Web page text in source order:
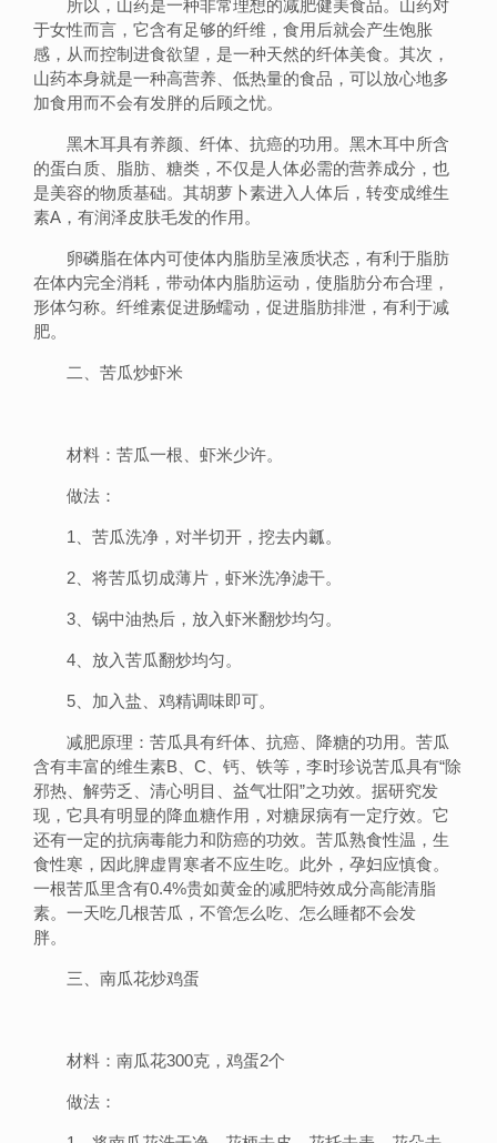
所以，山药是一种非常理想的减肥健美食品。山药对
于女性而言，它含有足够的纤维，食用后就会产生饱胀
感，从而控制进食欲望，是一种天然的纤体美食。其次，
山药本身就是一种高营养、低热量的食品，可以放心地多
加食用而不会有发胖的后顾之忧。
黑木耳具有养颜、纤体、抗癌的功用。黑木耳中所含
的蛋白质、脂肪、糖类，不仅是人体必需的营养成分，也
是美容的物质基础。其胡萝卜素进入人体后，转变成维生
素A，有润泽皮肤毛发的作用。
卵磷脂在体内可使体内脂肪呈液质状态，有利于脂肪
在体内完全消耗，带动体内脂肪运动，使脂肪分布合理，
形体匀称。纤维素促进肠蠕动，促进脂肪排泄，有利于减
肥。
二、苦瓜炒虾米
材料：苦瓜一根、虾米少许。
做法：
1、苦瓜洗净，对半切开，挖去内瓤。
2、将苦瓜切成薄片，虾米洗净滤干。
3、锅中油热后，放入虾米翻炒均匀。
4、放入苦瓜翻炒均匀。
5、加入盐、鸡精调味即可。
减肥原理：苦瓜具有纤体、抗癌、降糖的功用。苦瓜
含有丰富的维生素B、C、钙、铁等，李时珍说苦瓜具有“除
邪热、解劳乏、清心明目、益气壮阳”之功效。据研究发
现，它具有明显的降血糖作用，对糖尿病有一定疗效。它
还有一定的抗病毒能力和防癌的功效。苦瓜熟食性温，生
食性寒，因此脾虚胃寒者不应生吃。此外，孕妇应慎食。
一根苦瓜里含有0.4%贵如黄金的减肥特效成分高能清脂
素。一天吃几根苦瓜，不管怎么吃、怎么睡都不会发
胖。
三、南瓜花炒鸡蛋
材料：南瓜花300克，鸡蛋2个
做法：